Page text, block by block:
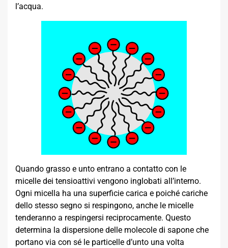
l’acqua.
Quando grasso e unto entrano a contatto con le
micelle dei tensioattivi vengono inglobati all’interno.
Ogni micella ha una superficie carica e poiché cariche
dello stesso segno si respingono, anche le micelle
tenderanno a respingersi reciprocamente. Questo
determina la dispersione delle molecole di sapone che
portano via con sé le particelle d’unto una volta